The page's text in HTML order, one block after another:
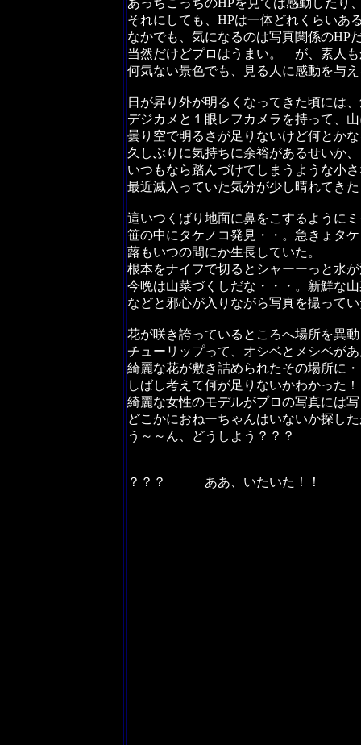
あっちこっちのHPを見ては感動したり
それにしても、HPは一体どれくらいあ
なかでも、気になるのは写真関係のHP
当然だけどプロはうまい。 が、素人
何気ない景色でも、見る人に感動を与
日が昇り外が明るくなってきた頃には
デジカメと１眼レフカメラを持って、
曇り空で明るさが足りないけど何とか
久しぶりに気持ちに余裕があるせいか
いつもなら踏んづけてしまうような小
最近滅入っていた気分が少し晴れてき
這いつくばり地面に鼻をこするように
笹の中にタケノコ発見・・。急きょタ
蕗もいつの間にか生長していた。
根本をナイフで切るとシャーーっと水
今晩は山菜づくしだな・・・。新鮮な
などと邪心が入りながら写真を撮って
花が咲き誇っているところへ場所を異
チューリップって、オシベとメシベが
綺麗な花が敷き詰められたその場所に
しばし考えて何が足りないかわかった
綺麗な女性のモデルがプロの写真には
どこかにおねーちゃんはいないか探し
う～～ん、どうしよう？？？
？？？ ああ、いたいた！！